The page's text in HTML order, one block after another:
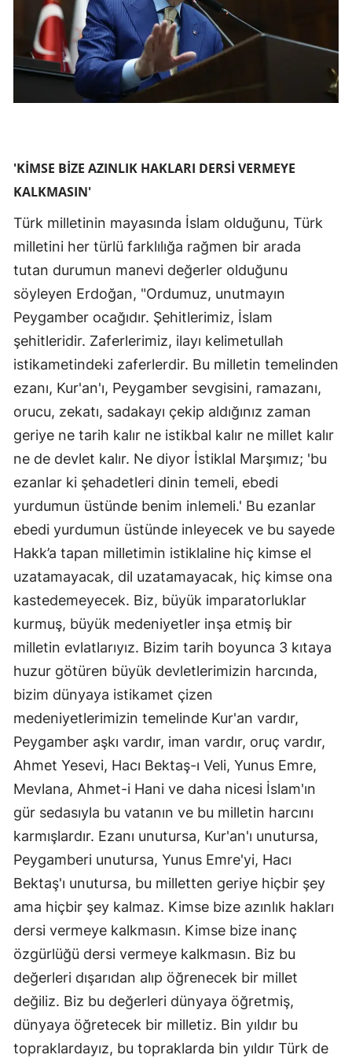
'KİMSE BİZE AZINLIK HAKLARI DERSİ VERMEYE
KALKMASIN'
Türk milletinin mayasında İslam olduğunu, Türk
milletini her türlü farklılığa rağmen bir arada
tutan durumun manevi değerler olduğunu
söyleyen Erdoğan, "Ordumuz, unutmayın
Peygamber ocağıdır. Şehitlerimiz, İslam
şehitleridir. Zaferlerimiz, ilayı kelimetullah
istikametindeki zaferlerdir. Bu milletin temelinden
ezanı, Kur'an'ı, Peygamber sevgisini, ramazanı,
orucu, zekatı, sadakayı çekip aldığınız zaman
geriye ne tarih kalır ne istikbal kalır ne millet kalır
ne de devlet kalır. Ne diyor İstiklal Marşımız; 'bu
ezanlar ki şehadetleri dinin temeli, ebedi
yurdumun üstünde benim inlemeli.' Bu ezanlar
ebedi yurdumun üstünde inleyecek ve bu sayede
Hakk’a tapan milletimin istiklaline hiç kimse el
uzatamayacak, dil uzatamayacak, hiç kimse ona
kastedemeyecek. Biz, büyük imparatorluklar
kurmuş, büyük medeniyetler inşa etmiş bir
milletin evlatlarıyız. Bizim tarih boyunca 3 kıtaya
huzur götüren büyük devletlerimizin harcında,
bizim dünyaya istikamet çizen
medeniyetlerimizin temelinde Kur'an vardır,
Peygamber aşkı vardır, iman vardır, oruç vardır,
Ahmet Yesevi, Hacı Bektaş-ı Veli, Yunus Emre,
Mevlana, Ahmet-i Hani ve daha nicesi İslam'ın
gür sedasıyla bu vatanın ve bu milletin harcını
karmışlardır. Ezanı unutursa, Kur'an'ı unutursa,
Peygamberi unutursa, Yunus Emre'yi, Hacı
Bektaş'ı unutursa, bu milletten geriye hiçbir şey
ama hiçbir şey kalmaz. Kimse bize azınlık hakları
dersi vermeye kalkmasın. Kimse bize inanç
özgürlüğü dersi vermeye kalkmasın. Biz bu
değerleri dışarıdan alıp öğrenecek bir millet
değiliz. Biz bu değerleri dünyaya öğretmiş,
dünyaya öğretecek bir milletiz. Bin yıldır bu
topraklardayız, bu topraklarda bin yıldır Türk de